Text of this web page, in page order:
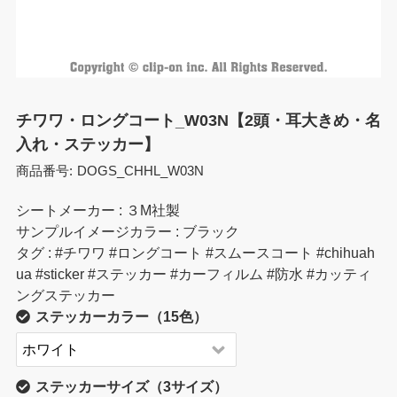
チワワ・ロングコート_W03N【2頭・耳大きめ・名
入れ・ステッカー】
商品番号: DOGS_CHHL_W03N
シートメーカー : ３M社製
サンプルイメージカラー : ブラック
タグ : #チワワ #ロングコート #スムースコート #chihuah
ua #sticker #ステッカー #カーフィルム #防水 #カッティ
ングステッカー
ステッカーカラー（15色）
ステッカーサイズ（3サイズ）